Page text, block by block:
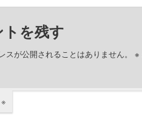
を残す
スが公開されることはありません。 ※
※